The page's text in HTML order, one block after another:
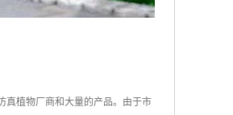
真植物厂商和大量的产品。由于市